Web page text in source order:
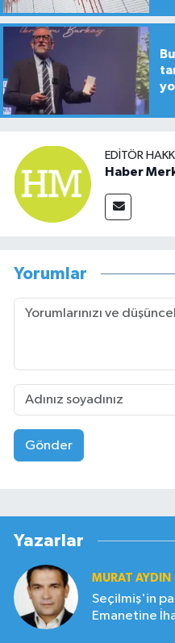
EDITÖR
Haber
Yorumlar
Gönder
Yazarlar
MURAT AYDIN
Seçilmiş'in
Emanetine